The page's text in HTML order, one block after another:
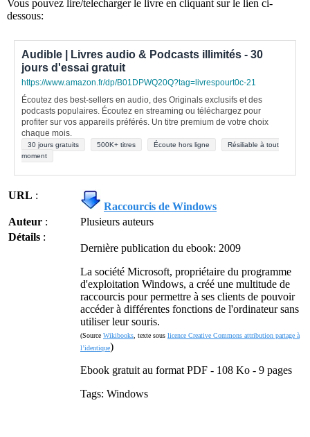
Vous pouvez lire/telecharger le livre en cliquant sur le lien ci-
dessous:
Audible | Livres audio & Podcasts illimités - 30
jours d'essai gratuit
https://www.amazon.fr/dp/B01DPWQ20Q?tag=livrespourt0c-21
Écoutez des best-sellers en audio, des Originals exclusifs et des
podcasts populaires. Écoutez en streaming ou téléchargez pour
profiter sur vos appareils préférés. Un titre premium de votre choix
chaque mois.
30 jours gratuits 500K+ titres Écoute hors ligne
Résiliable à tout
moment
URL :
Raccourcis de Windows
Auteur :
Plusieurs auteurs
Détails :
Dernière publication du ebook: 2009
La société Microsoft, propriétaire du programme
d'exploitation Windows, a créé une multitude de
raccourcis pour permettre à ses clients de pouvoir
accéder à différentes fonctions de l'ordinateur sans
utiliser leur souris.
(Source Wikibooks , texte sous licence Creative Commons attribution partage à
l’identique)
Ebook gratuit au format PDF - 108 Ko - 9 pages
Tags: Windows